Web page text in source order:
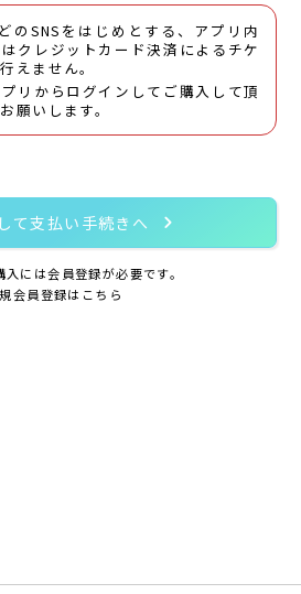
のSNSをはじめとする、アプリ内
クレジットカード決済によるチケ
えません。
リからログインしてご購入して頂
願いします。
て支払い手続きへ chevron_right
には会員登録が必要です。
会員登録はこちら